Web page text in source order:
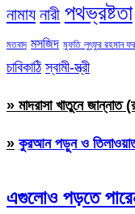
নামায নারী পথভ্রষ্টতা
মতবাদ মসজিদ মুফতি লুৎফুর রহমান
চাবিকাঠি স্বামী-স্ত্রী
» মাদরাসা খাতুনে
» কুরআন পড়ুন ও
এগুলোও পড়তে